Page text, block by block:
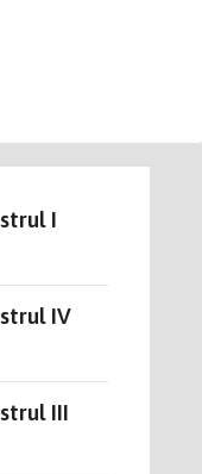
I
IV
III